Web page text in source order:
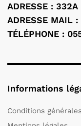
ADRESSE : 332A
ADRESSE MAIL :
TÉLÉPHONE :
Informations
Conditions